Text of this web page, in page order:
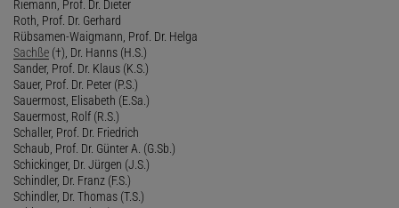
Riemann, Prof. Dr. Dieter
Roth, Prof. Dr. Gerhard
Rübsamen-Waigmann, Prof. Dr. Helga
Sachße (†), Dr. Hanns (H.S.)
Sander, Prof. Dr. Klaus (K.S.)
Sauer, Prof. Dr. Peter (P.S.)
Sauermost, Elisabeth (E.Sa.)
Sauermost, Rolf (R.S.)
Schaller, Prof. Dr. Friedrich
Schaub, Prof. Dr. Günter A. (G.Sb.)
Schickinger, Dr. Jürgen (J.S.)
Schindler, Dr. Franz (F.S.)
Schindler, Dr. Thomas (T.S.)